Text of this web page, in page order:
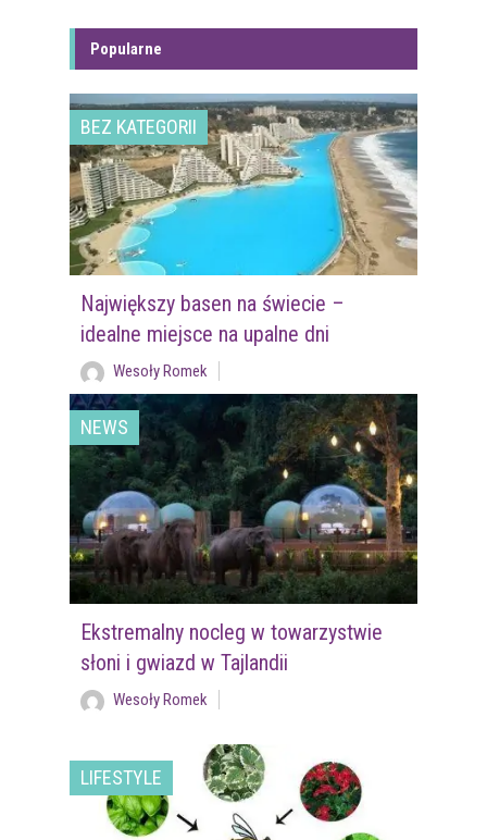
Popularne
BEZ KATEGORII
Największy basen na świecie –
idealne miejsce na upalne dni
Wesoły Romek
NEWS
Ekstremalny nocleg w towarzystwie
słoni i gwiazd w Tajlandii
Wesoły Romek
LIFESTYLE